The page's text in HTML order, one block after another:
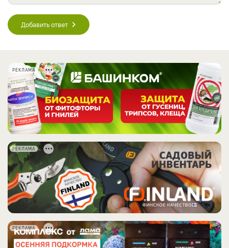
Добавить ответ
РЕКЛАМА
РЕКЛАМА
РЕКЛАМА